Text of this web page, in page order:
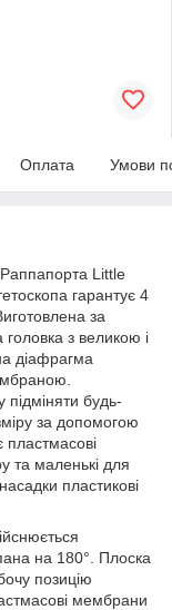
Оплата Умови
Раппапорта Little
гарантує 4
за
з великою і
діафрагма
підміняти будь-
за допомогою
пластмасові
та маленькі для
пластикові
на 180°. Плоска
позицію
мембрани